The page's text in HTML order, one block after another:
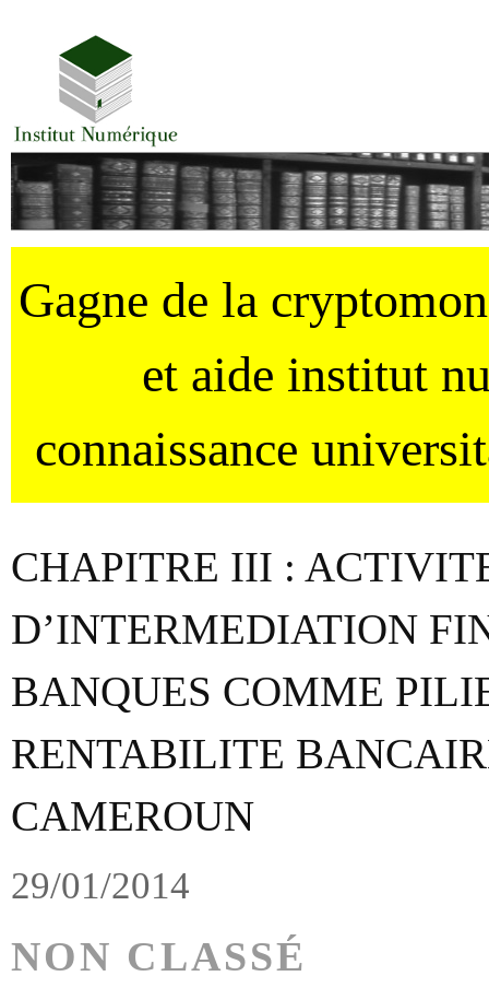
Gagne de la
et aide institut
connaissance
CHAPITRE III :
D’INTERMEDIATION
BANQUES COMME
RENTABILITE
CAMEROUN
29/01/2014
NON CLASSÉ